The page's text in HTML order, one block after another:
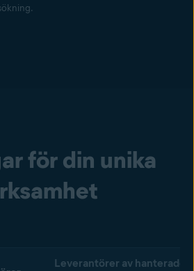
för din unika
Leverantörer av hanterade